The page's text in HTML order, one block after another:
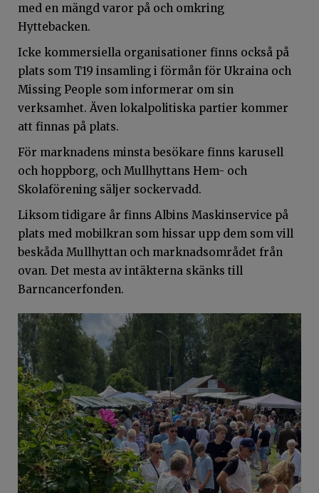
med en mängd varor på och omkring
Hyttebacken.
Icke kommersiella organisationer finns också på
plats som T19 insamling i förmån för Ukraina och
Missing People som informerar om sin
verksamhet. Även lokalpolitiska partier kommer
att finnas på plats.
För marknadens minsta besökare finns karusell
och hoppborg, och Mullhyttans Hem- och
Skolaförening säljer sockervadd.
Liksom tidigare år finns Albins Maskinservice på
plats med mobilkran som hissar upp dem som vill
beskåda Mullhyttan och marknadsområdet från
ovan. Det mesta av intäkterna skänks till
Barncancerfonden.